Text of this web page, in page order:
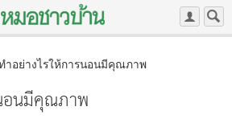
ำอย่างไรให้การนอนมีคุณภาพ
อนมีคุณภาพ